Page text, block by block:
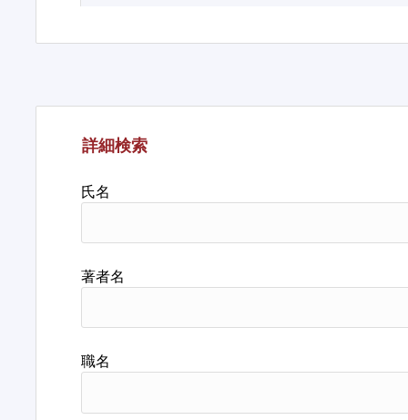
詳細検索
氏名
著者名
職名